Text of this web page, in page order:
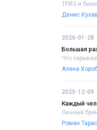
ТРИЗ и
Денис
2026-01-28
Большая
Что
Алена
2025-12-09
Каждый
Личный
Роман